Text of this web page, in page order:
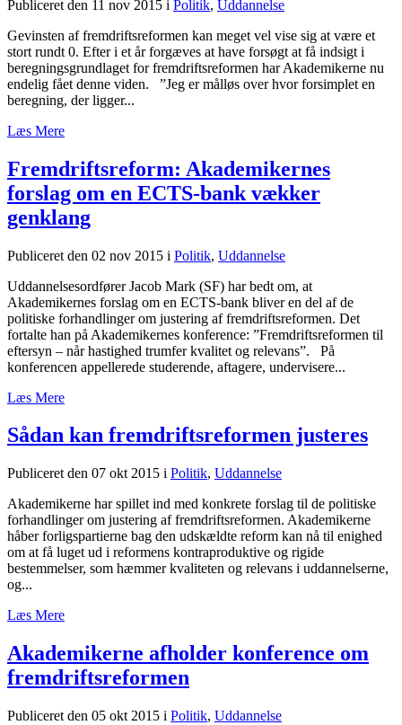
Publiceret den 11 nov 2015 i Politik, Uddannelse
Gevinsten af fremdriftsreformen kan meget vel vise sig at være et
stort rundt 0. Efter i et år forgæves at have forsøgt at få indsigt i
beregningsgrundlaget for fremdriftsreformen har Akademikerne nu
endelig fået denne viden. ”Jeg er målløs over hvor forsimplet en
beregning, der ligger...
Læs Mere
Fremdriftsreform: Akademikernes
forslag om en ECTS-bank vækker
genklang
Publiceret den 02 nov 2015 i Politik, Uddannelse
Uddannelsesordfører Jacob Mark (SF) har bedt om, at
Akademikernes forslag om en ECTS-bank bliver en del af de
politiske forhandlinger om justering af fremdriftsreformen. Det
fortalte han på Akademikernes konference: ”Fremdriftsreformen til
eftersyn – når hastighed trumfer kvalitet og relevans”. På
konferencen appellerede studerende, aftagere, undervisere...
Læs Mere
Sådan kan fremdriftsreformen justeres
Publiceret den 07 okt 2015 i Politik, Uddannelse
Akademikerne har spillet ind med konkrete forslag til de politiske
forhandlinger om justering af fremdriftsreformen. Akademikerne
håber forligspartierne bag den udskældte reform kan nå til enighed
om at få luget ud i reformens kontraproduktive og rigide
bestemmelser, som hæmmer kvaliteten og relevans i uddannelserne,
og...
Læs Mere
Akademikerne afholder konference om
fremdriftsreformen
Publiceret den 05 okt 2015 i Politik, Uddannelse